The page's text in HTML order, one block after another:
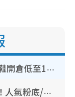
開倉優惠 | 尖沙咀海港城名牌波鞋開倉低至1折！On鞋$899起／Joy&Peace鞋履$98起
CHANEL美妝限時減價低至3折！人氣粉底/唇膏/精華液低至$275！COCO香水都有平